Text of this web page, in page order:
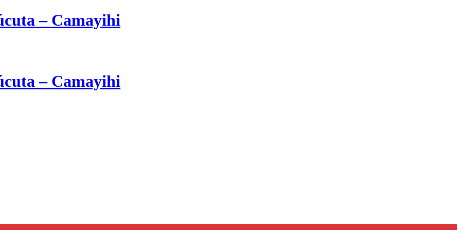
– Camayihi
– Camayihi